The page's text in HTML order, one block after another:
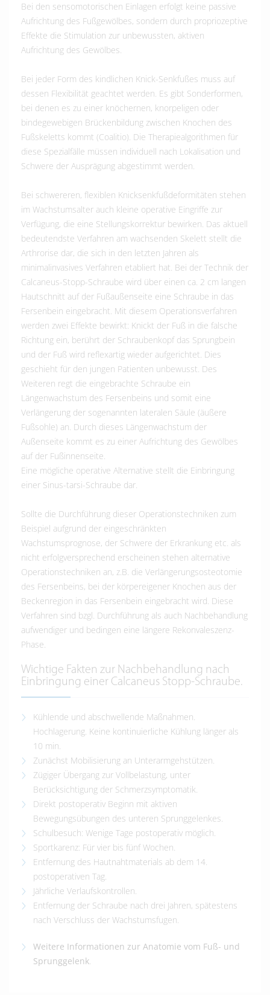
Bei den sensomotorischen Einlagen erfolgt keine passive
Aufrichtung des Fußgewölbes, sondern durch propriozeptive
Effekte die Stimulation zur unbewussten, aktiven
Aufrichtung des Gewölbes.
Bei jeder Form des kindlichen Knick-Senkfußes muss auf
dessen Flexibilität geachtet werden. Es gibt Sonderformen,
bei denen es zu einer knöchernen, knorpeligen oder
bindegewebigen Brückenbildung zwischen Knochen des
Fußskeletts kommt (Coalitio). Die Therapiealgorithmen für
diese Spezialfälle müssen individuell nach Lokalisation und
Schwere der Ausprägung abgestimmt werden.
Bei schwereren, flexiblen Knicksenkfußdeformitäten stehen
im Wachstumsalter auch kleine operative Eingriffe zur
Verfügung, die eine Stellungskorrektur bewirken. Das aktuell
bedeutendste Verfahren am wachsenden Skelett stellt die
Arthrorise dar, die sich in den letzten Jahren als
minimalinvasives Verfahren etabliert hat. Bei der Technik der
Calcaneus-Stopp-Schraube wird über einen ca. 2 cm langen
Hautschnitt auf der Fußaußenseite eine Schraube in das
Fersenbein eingebracht. Mit diesem Operationsverfahren
werden zwei Effekte bewirkt: Knickt der Fuß in die falsche
Richtung ein, berührt der Schraubenkopf das Sprungbein
und der Fuß wird reflexartig wieder aufgerichtet. Dies
geschieht für den jungen Patienten unbewusst. Des
Weiteren regt die eingebrachte Schraube ein
Längenwachstum des Fersenbeins und somit eine
Verlängerung der sogenannten lateralen Säule (äußere
Fußsohle) an. Durch dieses Längenwachstum der
Außenseite kommt es zu einer Aufrichtung des Gewölbes
auf der Fußinnenseite.
Eine mögliche operative Alternative stellt die Einbringung
einer Sinus-tarsi-Schraube dar.
Sollte die Durchführung dieser Operationstechniken zum
Beispiel aufgrund der eingeschränkten
Wachstumsprognose, der Schwere der Erkrankung etc. als
nicht erfolgversprechend erscheinen stehen alternative
Operationstechniken an, z.B. die Verlängerungsosteotomie
des Fersenbeins, bei der körpereigener Knochen aus der
Beckenregion in das Fersenbein eingebracht wird. Diese
Verfahren sind bzgl. Durchführung als auch Nachbehandlung
aufwendiger und bedingen eine längere Rekonvaleszenz-
Phase.
Wichtige Fakten zur Nachbehandlung nach
Einbringung einer Calcaneus Stopp-Schraube.
Kühlende und abschwellende Maßnahmen.
Hochlagerung. Keine kontinuierliche Kühlung länger als
10 min.
Zunächst Mobilisierung an Unterarmgehstützen.
Zügiger Übergang zur Vollbelastung, unter
Berücksichtigung der Schmerzsymptomatik.
Direkt postoperativ Beginn mit aktiven
Bewegungsübungen des unteren Sprunggelenkes.
Schulbesuch: Wenige Tage postoperativ möglich.
Sportkarenz: Für vier bis fünf Wochen.
Entfernung des Hautnahtmaterials ab dem 14.
postoperativen Tag.
Jährliche Verlaufskontrollen.
Entfernung der Schraube nach drei Jahren, spätestens
nach Verschluss der Wachstumsfugen.
Weitere Informationen zur Anatomie vom Fuß- und
Sprunggelenk.